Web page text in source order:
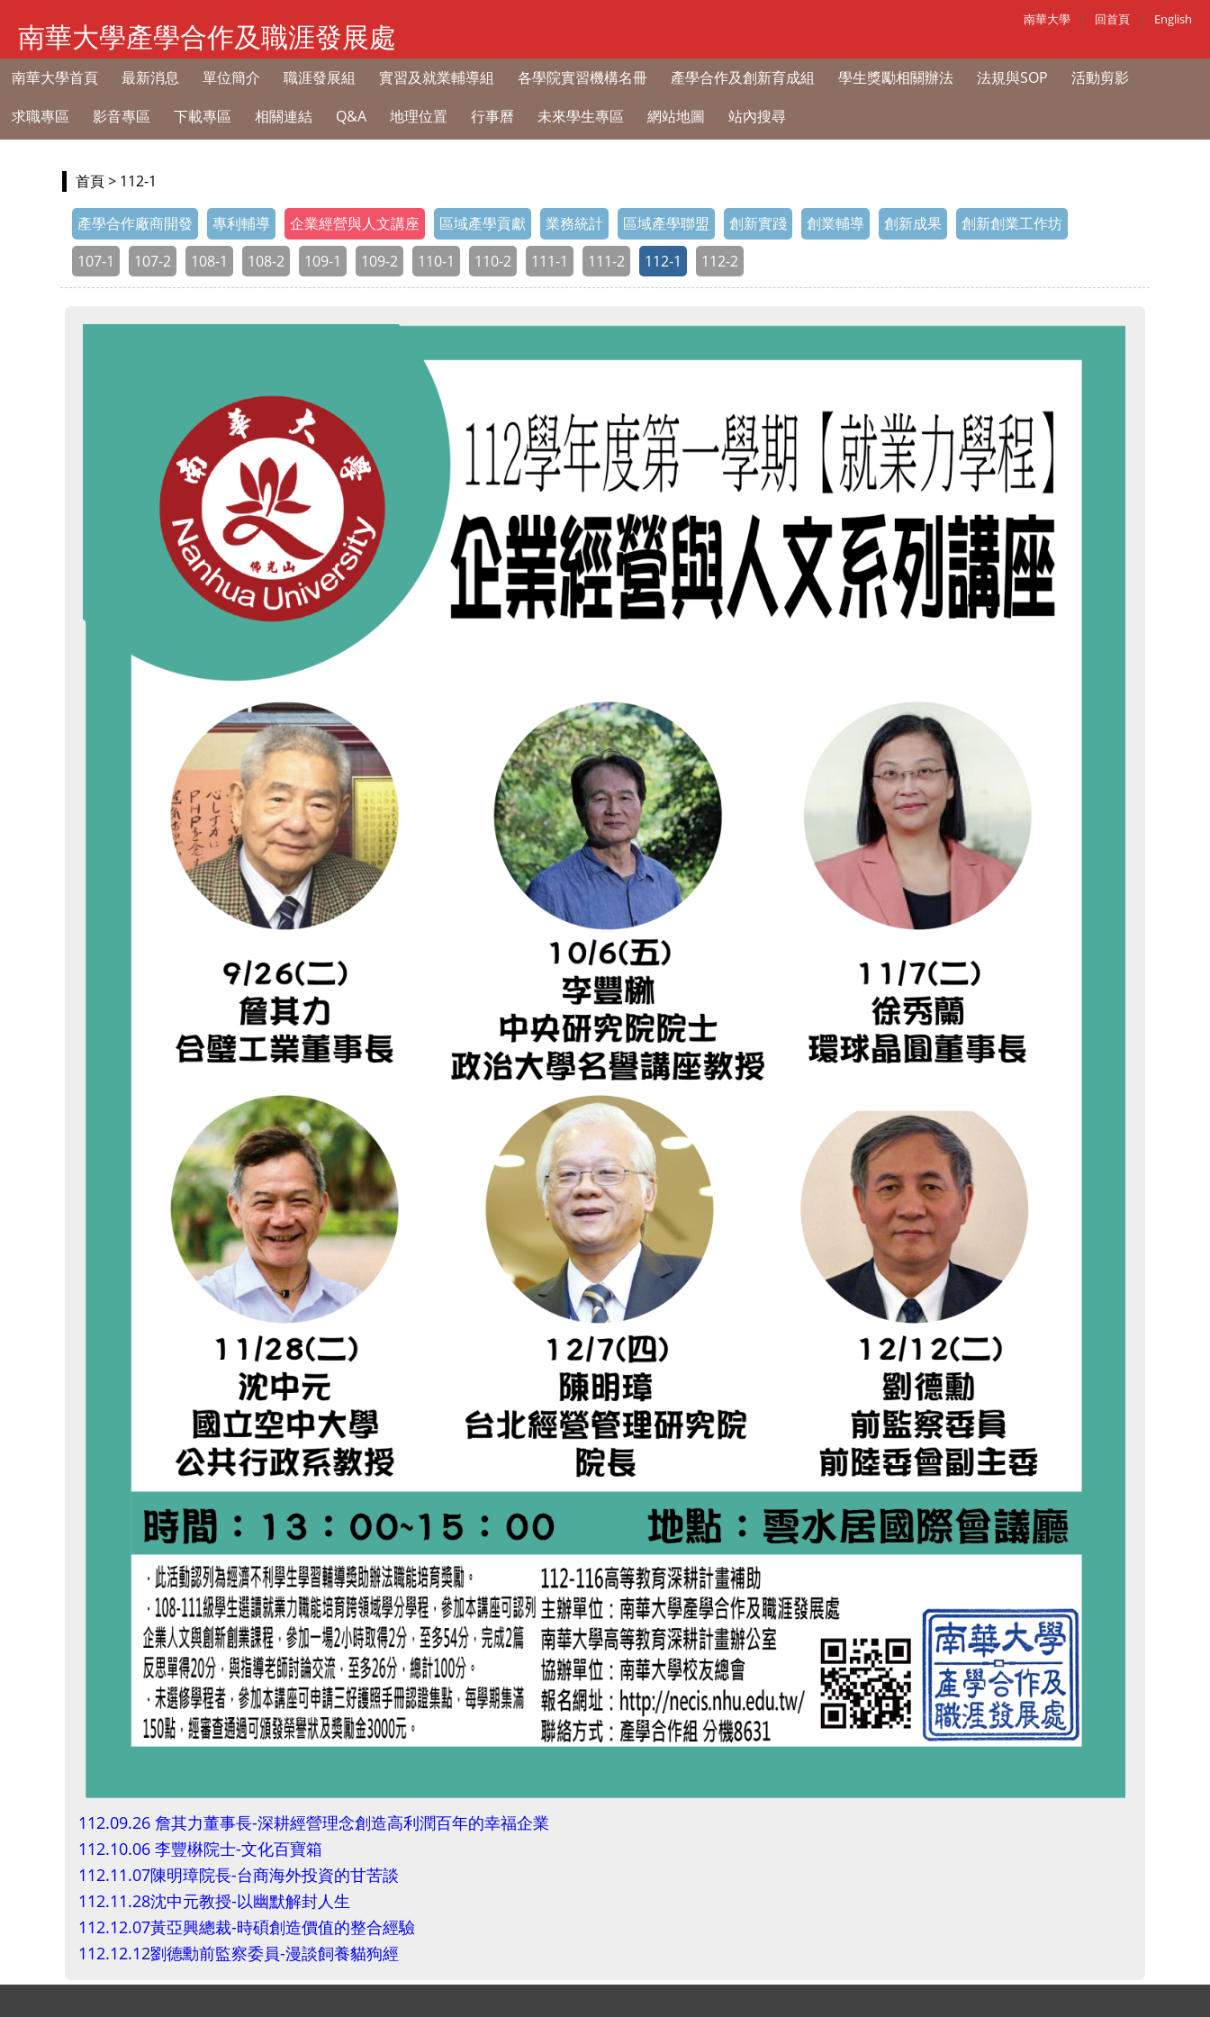
南華大學產學合作及職涯發展處
南華大學首頁 最新消息 單位簡介 職涯發展組 實習及就業輔導組 各學院實習機構名冊 產學合作及創新育成組 學生獎勵相關辦法 法規與SOP
活動剪影
求職專區
影音專區 下載專區 相關連結 Q&A 地理位置 行事曆 未來學生專區 網站地圖 站內搜尋
南華大學 | 回首頁 | English
首頁> 112-1
產學合作廠商開發 專利輔導 企業經營與人文講座 區域產學貢獻 業務統計 區域產學聯盟 創新實踐 創業輔導 創新成果
創新創業工作坊
107-1
107-2 108-1 108-2 109-1 109-2 110-1 110-2 111-1 111-2 112-1 112-2
112.09.26 詹其力董事長-深耕經營理念創造高利潤百年的幸福企業
112.10.06 李豐楙院士-文化百寶箱
112.11.07陳明璋院長-台商海外投資的甘苦談
112.11.28沈中元教授-以幽默解封人生
112.12.07黃亞興總裁-時碩創造價值的整合經驗
112.12.12劉德勳前監察委員-漫談飼養貓狗經